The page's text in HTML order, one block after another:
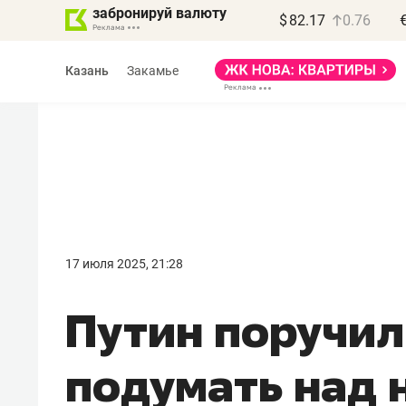
забронируй валюту $ 82.17 0.76
Казань Закамье
17 июля 2025, 21:28
Путин
подумать над
правил, бизнес может
потерять минимум